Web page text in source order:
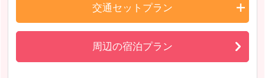
交通セットプラン
周辺の宿泊プラン